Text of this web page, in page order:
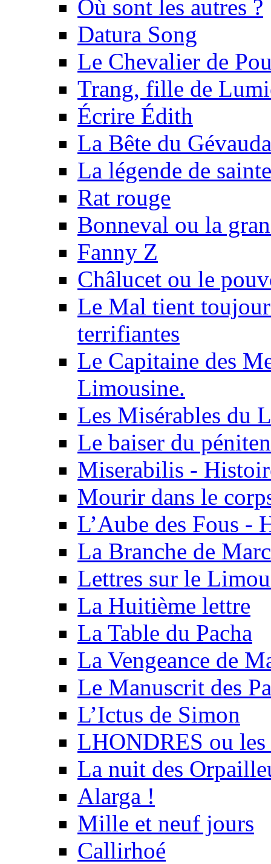
Où sont les autres ?
Datura Song
Le Chevalier de
Trang, fille de
Écrire Édith
La Bête du
La légende de
Rat rouge
Bonneval ou la
Fanny Z
Châlucet ou le
Le Mal tient
terrifiantes
Le Capitaine des
Limousine.
Les Misérables du
Le baiser du
Miserabilis -
Mourir dans le
L’Aube des Fous -
La Branche de Marc
Lettres sur le
La Huitième lettre
La Table du Pacha
La Vengeance de
Le Manuscrit des
L’Ictus de Simon
LHONDRES ou
La nuit des
Alarga !
Mille et neuf jours
Callirhoé